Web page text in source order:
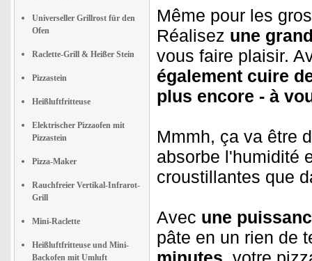
Universeller Grillrost für den
Ofen
Raclette-Grill & Heißer Stein
Pizzastein
Heißluftfritteuse
Elektrischer Pizzaofen mit
Pizzastein
Pizza-Maker
Rauchfreier Vertikal-Infrarot-
Grill
Mini-Raclette
Heißluftfritteuse und Mini-
Backofen mit Umluft
Même pour les
Réalisez une
vous faire plaisir.
également cuire
plus encore - à
Mmmh, ça va être
absorbe l'humidité
croustillantes que
Avec une
pâte en un rien de